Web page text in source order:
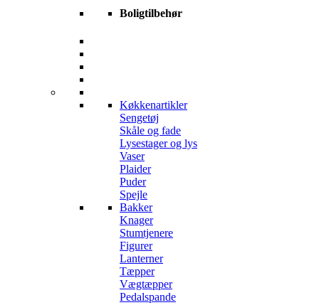
Boligtilbehør
Køkkenartikler
Sengetøj
Skåle og fade
Lysestager og lys
Vaser
Plaider
Puder
Spejle
Bakker
Knager
Stumtjenere
Figurer
Lanterner
Tæpper
Vægtæpper
Pedalspande